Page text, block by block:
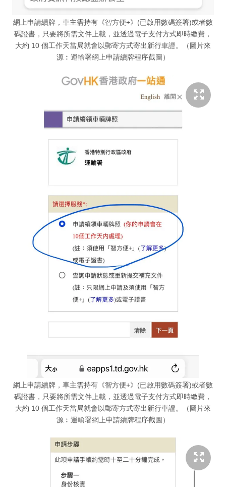
網上申請續牌，車主需持有《智方便+》(已啟用數碼簽署)或者數
碼證書，只要將所需文件上載，並透過電子支付方式即時繳費，
大約 10 個工作天當局就會以郵寄方式寄出新行車證。（圖片來
源︰運輸署網上申請續牌程序截圖）
網上申請續牌，車主需持有《智方便+》(已啟用數碼簽署)或者數
碼證書，只要將所需文件上載，並透過電子支付方式即時繳費，
大約 10 個工作天當局就會以郵寄方式寄出新行車證。（圖片來
源︰運輸署網上申請續牌程序截圖）